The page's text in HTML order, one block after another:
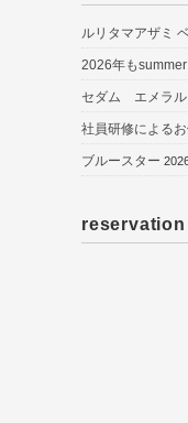
ルリタマアザミ
2026年も
セダム エメラル
社員研修による
ブルースター
reservation